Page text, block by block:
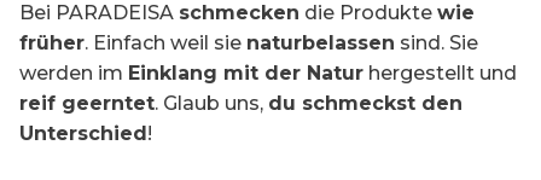
Bei PARADEISA schmecken die Produkte wie
früher. Einfach weil sie naturbelassen sind. Sie
werden im Einklang mit der Natur hergestellt und
reif geerntet. Glaub uns, du schmeckst den
Unterschied!